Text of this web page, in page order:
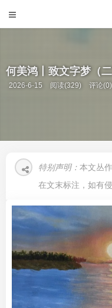
何美鸿丨致文字梦（
2026-6-15 阅读(329) 评论(0)
特别声明： 本文丛
在文末标注，如有